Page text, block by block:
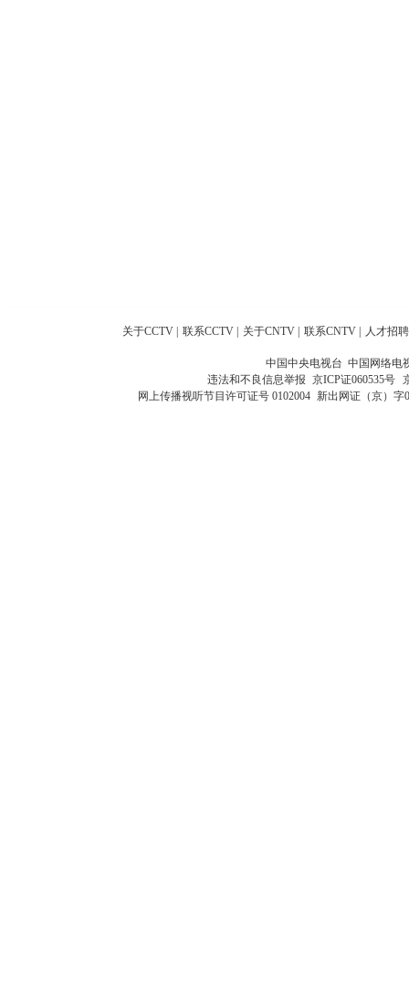
关于CCTV 联系CCTV 关于CNTV 联系CNTV 人才招聘
中国中央电视台 中国网络电
违法和不良信息举报 京ICP证060535号
网上传播视听节目许可证号 0102004 新出网证（京）